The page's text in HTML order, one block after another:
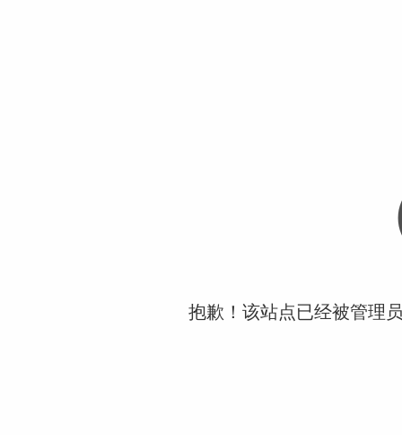
抱歉！该站点已经被管理